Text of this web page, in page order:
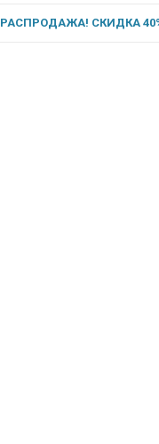
РАСПРОДАЖА! СКИДКА